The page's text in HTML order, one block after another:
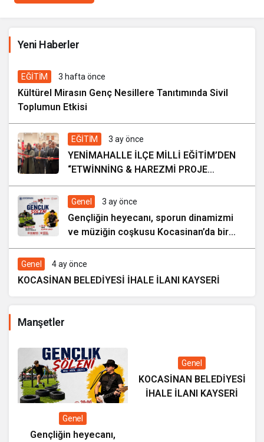
Yeni Haberler
7 gün önce
EĞİTİM 3 hafta önce
Kültürel Mirasın Genç Nesillere Tanıtımında Sivil
Toplumun Etkisi
EĞİTİM 3 ay önce
YENİMAHALLE İLÇE MİLLİ EĞİTİM’DEN
“ETWİNNİNG & HAREZMİ PROJE
ŞENLİĞİ”
Genel 3 ay önce
Gençliğin heyecanı, sporun dinamizmi
ve müziğin coşkusu Kocasinan’da bir
araya geliyor!
Genel 4 ay önce
KOCASİNAN BELEDİYESİ İHALE İLANI KAYSERİ
Manşetler
Genel
Gençliğin heyecanı,
Genel
KOCASİNAN BELEDİYESİ
İHALE İLANI KAYSERİ